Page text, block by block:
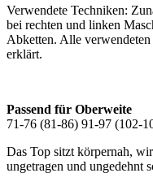
Verwendete Techniken:
bei rechten und linken
Abketten. Alle
erklärt.
Passend für Oberweite
71-76 (81-86) 91-97 (102-
Das Top sitzt körpernah,
ungetragen und ungedehnt